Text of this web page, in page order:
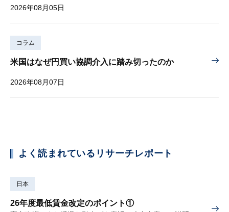
2026年08月05日
コラム
米国はなぜ円買い協調介入に踏み切ったのか
2026年08月07日
よく読まれているリサーチレポート
日本
26年度最低賃金改定のポイント①